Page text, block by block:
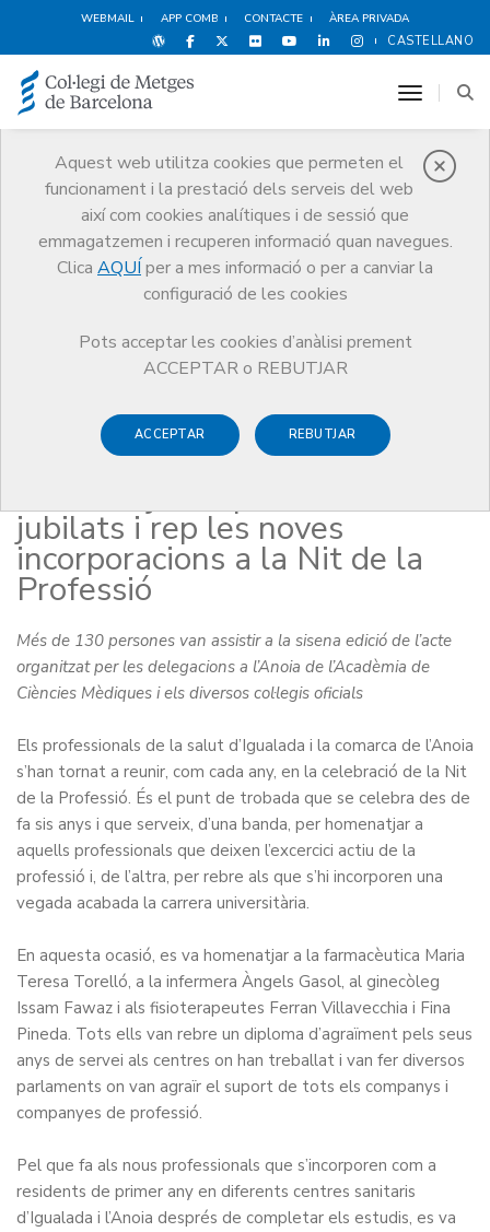
WEBMAIL APP COMB CONTACTE ÀREA PRIVADA
CASTELLANO
Aquest web utilitza cookies que permeten el
funcionament i la prestació dels serveis del web
així com cookies analítiques i de sessió que
emmagatzemen i recuperen informació quan navegues.
Clica AQUÍ per a mes informació o per a canviar la
configuració de les cookies
Pots acceptar les cookies d’anàlisi prement
ACCEPTAR o REBUTJAR
ACCEPTAR REBUTJAR
toggle
Notícies
Comunicació
Notícies
El col·lectiu de la salut homenatja els professionals jubilats i rep les
noves incorporacions a la Nit de la Professió
18 D’OCTUBRE DE 2013
El col·lectiu de la salut
homenatja els professionals
jubilats i rep les noves
incorporacions a la Nit de la
Professió
Més de 130 persones van assistir a la sisena edició de l’acte
organitzat per les delegacions a l’Anoia de l’Acadèmia de
Ciències Mèdiques i els diversos col·legis oficials
Els professionals de la salut d’Igualada i la comarca de l’Anoia
s’han tornat a reunir, com cada any, en la celebració de la Nit
de la Professió. És el punt de trobada que se celebra des de
fa sis anys i que serveix, d’una banda, per homenatjar a
aquells professionals que deixen l’excercici actiu de la
professió i, de l’altra, per rebre als que s’hi incorporen una
vegada acabada la carrera universitària.
En aquesta ocasió, es va homenatjar a la farmacèutica Maria
Teresa Torelló, a la infermera Àngels Gasol, al ginecòleg
Issam Fawaz i als fisioterapeutes Ferran Villavecchia i Fina
Pineda. Tots ells van rebre un diploma d’agraïment pels seus
anys de servei als centres on han treballat i van fer diversos
parlaments on van agraïr el suport de tots els companys i
companyes de professió.
Pel que fa als nous professionals que s’incorporen com a
residents de primer any en diferents centres sanitaris
d’Igualada i l’Anoia després de completar els estudis, es va